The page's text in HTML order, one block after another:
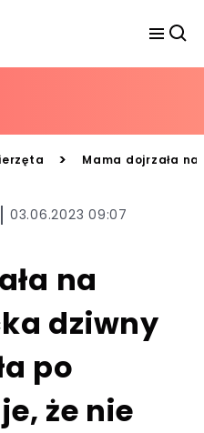
> Mama dojrzała na
03.06.2023 09:07
na
dziwny
po
że nie